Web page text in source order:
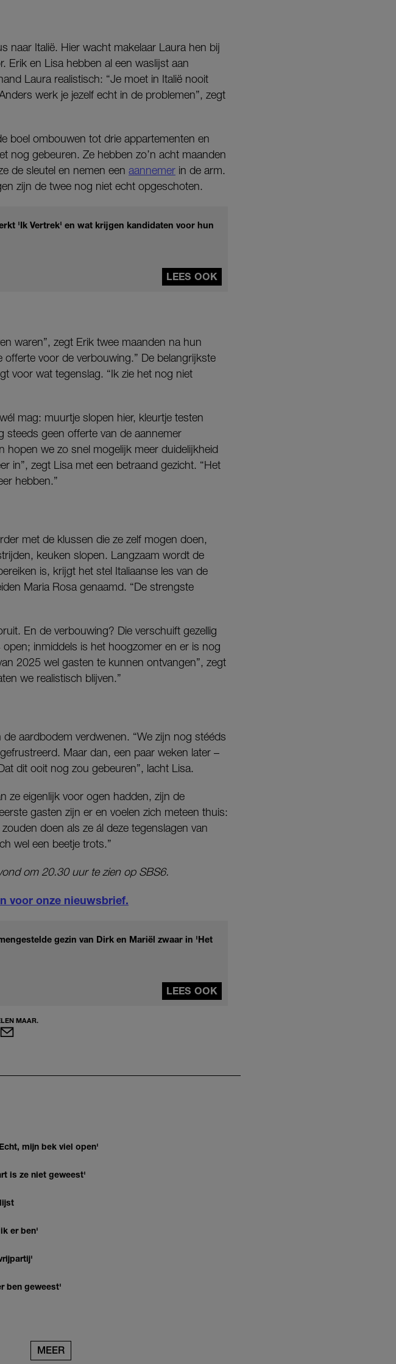
naar Italië. Hier wacht makelaar Laura hen bij
Erik en Lisa hebben al een waslijst aan
Laura realistisch: “Je moet in Italië nooit
werk je jezelf echt in de problemen”, zegt
boel ombouwen tot drie appartementen en
nog gebeuren. Ze hebben zo’n acht maanden
de sleutel en nemen een aannemer in de arm.
zijn de twee nog niet echt opgeschoten.
'Ik Vertrek' en wat krijgen kandidaten voor hun
LEES OOK
waren”, zegt Erik twee maanden na hun
voor de verbouwing.” De belangrijkste
voor wat tegenslag. “Ik zie het nog niet
mag: muurtje slopen hier, kleurtje testen
steeds geen offerte van de aannemer
hopen we zo snel mogelijk meer duidelijkheid
in”, zegt Lisa met een betraand gezicht. “Het
hebben.”
met de klussen die ze zelf mogen doen,
keuken slopen. Langzaam wordt de
is, krijgt het stel Italiaanse les van de
Maria Rosa genaamd. “De strengste
En de verbouwing? Die verschuift gezellig
inmiddels is het hoogzomer en er is nog
2025 wel gasten te kunnen ontvangen”, zegt
we realistisch blijven.”
aardbodem verdwenen. “We zijn nog stééds
Maar dan, een paar weken later –
dit ooit nog zou gebeuren”, lacht Lisa.
ze eigenlijk voor ogen hadden, zijn de
gasten zijn er en voelen zich meteen thuis:
doen als ze ál deze tegenslagen van
wel een beetje trots.”
om 20.30 uur te zien op SBS6.
voor onze nieuwsbrief.
gezin van Dirk en Mariël zwaar in 'Het
LEES OOK
MAAR.
mijn bek viel open'
is ze niet geweest'
er ben'
ben geweest'
MEER